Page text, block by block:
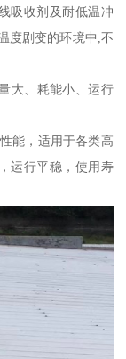
吸收剂及耐低温冲
度剧变的环境中,不
大、耗能小、运行
能，适用于各类高
运行平稳，使用寿